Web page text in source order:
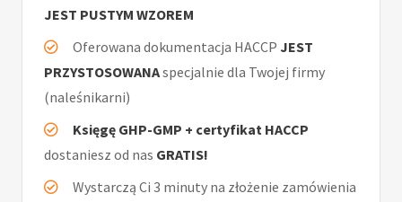
JEST PUSTYM WZOREM
Oferowana dokumentacja HACCP JEST
PRZYSTOSOWANAspecjalnie dla Twojej firmy
(naleśnikarni)
Księgę GHP-GMP + certyfikat HACCP
dostaniesz od nas GRATIS!
Wystarczą Ci 3 minuty na złożenie zamówienia